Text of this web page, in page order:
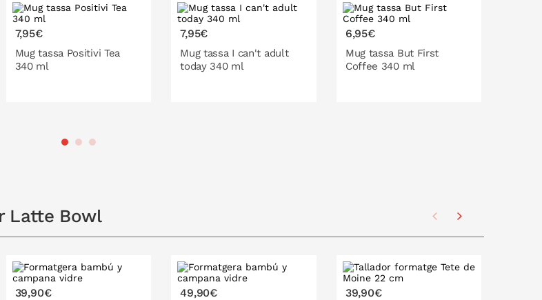
7,95€
Mug tassa Positivi Tea
340 ml
7,95€
Mug tassa I can't adult
today 340 ml
6,95€
Mug tassa But First
Coffee 340 ml
Latte Bowl
39,90€ 49,90€ 39,90€